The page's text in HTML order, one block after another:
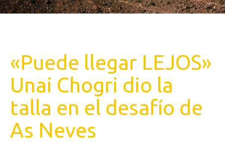
«Puede llegar LEJOS»
Unai Chogri dio la
talla en el desafío de
As Neves